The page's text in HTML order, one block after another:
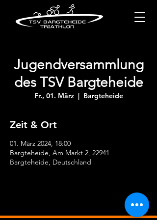
Jugendversammlung
des TSV Bargteheide
Fr., 01. März
  |
Bargteheide
Zeit & Ort
01. März 2024, 18:00
Bargteheide, Am Markt 2, 22941
Bargteheide, Deutschland